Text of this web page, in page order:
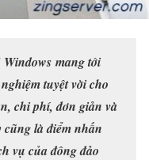
mang tới
tuyệt vời cho
chi phí, đơn giản và
là điểm nhấn
vụ của đông đảo